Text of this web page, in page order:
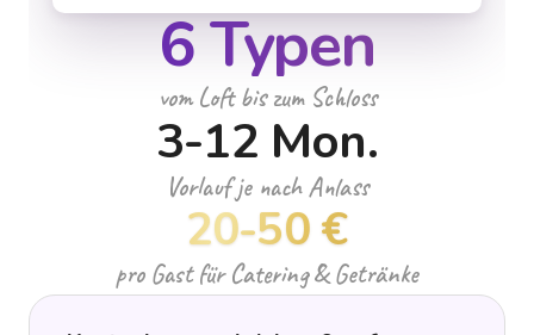
6 Typen
vom Loft bis zum Schloss
3-12 Mon.
Vorlauf je nach Anlass
20-50 €
pro Gast für Catering & Getränke